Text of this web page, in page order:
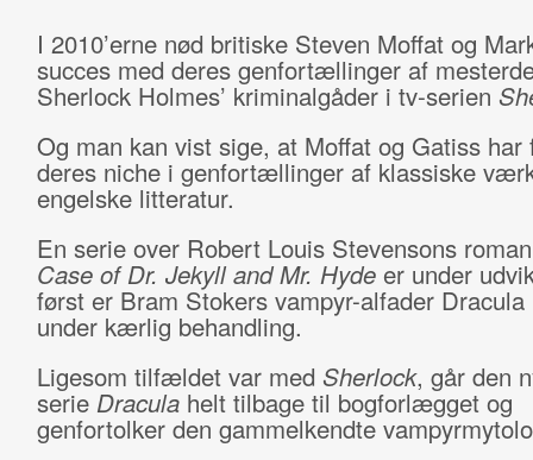
I 2010’erne nød britiske Steven Moffat og
succes med deres genfortællinger af
Sherlock Holmes’ kriminalgåder i tv-serien
Og man kan vist sige, at Moffat og Gatiss har
deres niche i genfortællinger af klassiske
engelske litteratur.
En serie over Robert Louis Stevensons
Case of Dr. Jekyll and Mr. Hydeer under
først er Bram Stokers vampyr-alfader Dracula
under kærlig behandling.
Ligesom tilfældet var med Sherlock, går den
serie Draculahelt tilbage til bogforlægget og
genfortolker den gammelkendte